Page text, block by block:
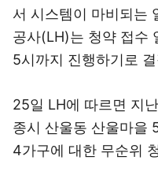
서 시스템이 마비되는
공사(LH)는 청약 접수
5시까지 진행하기로
25일 LH에 따르면 지
종시 산울동 산울마을
4가구에 대한 무순위